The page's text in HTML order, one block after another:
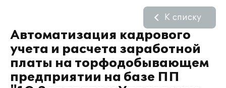
Автоматизация кадрового
учета и расчета заработной
платы на торфодобывающем
предприятии на базе ПП
К списку